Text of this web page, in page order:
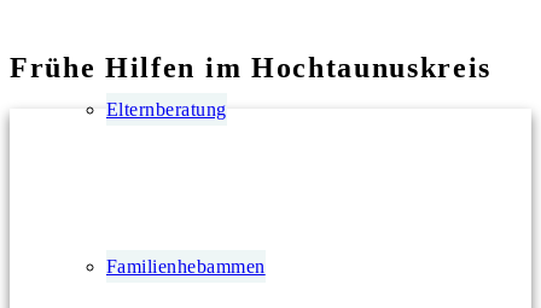
Elternberatung
Familienhebammen
Frühe Hilfen im Hochtaunuskreis